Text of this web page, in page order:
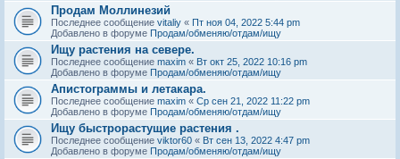
Продам Моллинезий
Последнее сообщение vitaliy « Пт ноя 04, 2022 5:44 pm
Добавлено в форуме Продам/обменяю/отдам/ищу
Ищу растения на севере.
Последнее сообщение maxim « Вт окт 25, 2022 10:16 pm
Добавлено в форуме Продам/обменяю/отдам/ищу
Апистограммы и летакара.
Последнее сообщение maxim « Ср сен 21, 2022 11:22 pm
Добавлено в форуме Продам/обменяю/отдам/ищу
Ищу быстрорастущие растения .
Последнее сообщение viktor60 « Вт сен 13, 2022 4:47 pm
Добавлено в форуме Продам/обменяю/отдам/ищу